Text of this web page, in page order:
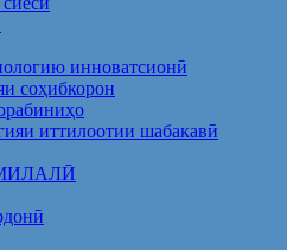
инноватсионӣ
соҳибкорон
иттилоотии шабакавӣ